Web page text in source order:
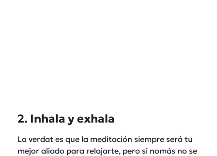
2. Inhala y exhala
La verdat es que la meditación siempre será tu
mejor aliado para relajarte, pero si nomás no se